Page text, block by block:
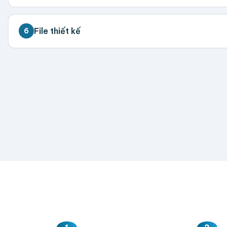
💡 Đặt càng nhiều giá càng tốt. Vui lòng liên hệ để
6 File thiết kế